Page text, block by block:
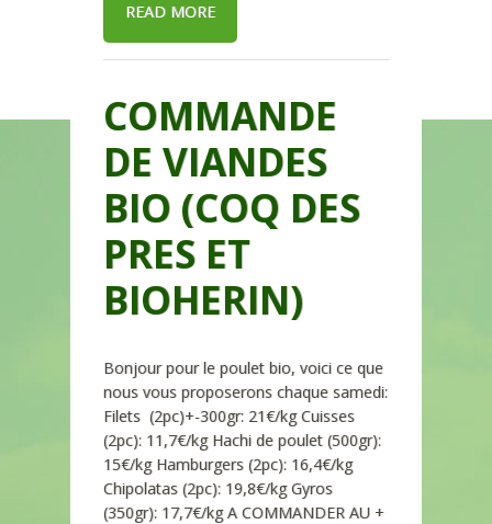
READ MORE
COMMANDE
DE VIANDES
BIO (COQ DES
PRES ET
BIOHERIN)
Bonjour pour le poulet bio, voici ce que
nous vous proposerons chaque samedi:
Filets (2pc)+-300gr: 21€/kg Cuisses
(2pc): 11,7€/kg Hachi de poulet (500gr):
15€/kg Hamburgers (2pc): 16,4€/kg
Chipolatas (2pc): 19,8€/kg Gyros
(350gr): 17,7€/kg A COMMANDER AU +